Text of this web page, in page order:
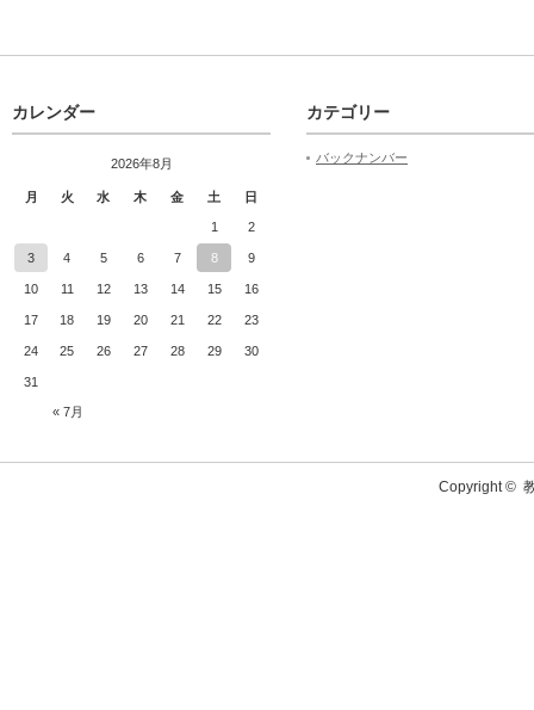
カレンダー
2026年8月
月 火 水 木 金 土 日
« 7月
1 2
3 4 5 6 7 8 9
10 11 12 13 14 15 16
17 18 19 20 21 22 23
24 25 26 27 28 29 30
31
カテゴリー
バックナンバー
Copyright ©